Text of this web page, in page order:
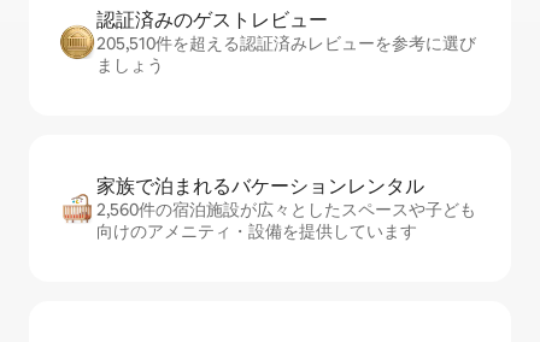
認証済みのゲ⁠ス⁠ト⁠レ⁠ビ⁠ュ⁠ー
205,510件を超える認証済みレビューを参考に選び
ましょう
家族で泊まれるバ⁠ケ⁠ー⁠シ⁠ョ⁠ンレ⁠ン⁠タ⁠ル
2,560件の宿泊施設が広々としたスペースや子ども
向けのアメニティ・設備を提供しています